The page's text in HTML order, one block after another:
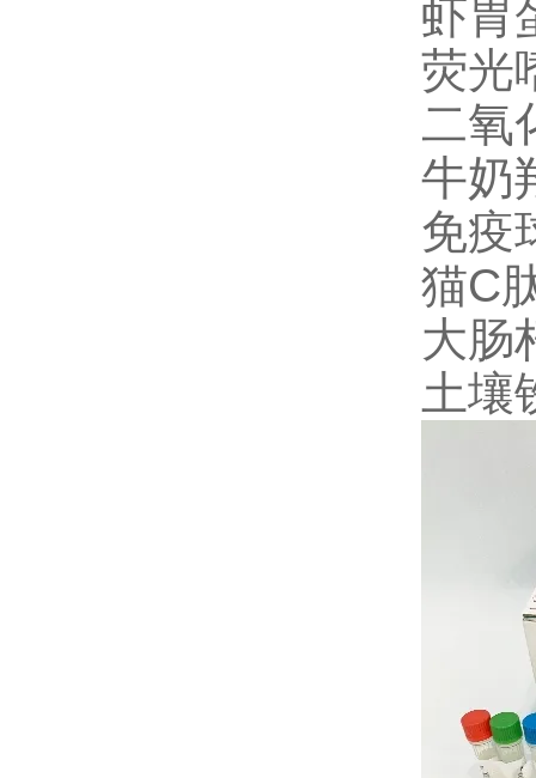
虾胃
荧光
二氧
牛奶
免疫
猫C
大肠
土壤